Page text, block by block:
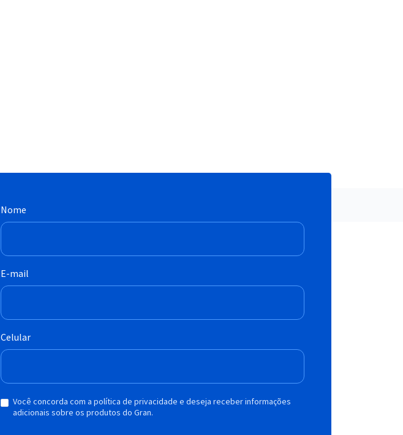
Nome
E-mail
Celular
Você concorda com a política de privacidade e deseja receber informações
adicionais sobre os produtos do Gran.